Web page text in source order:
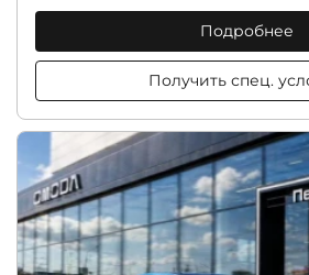
Подробнее
Получить